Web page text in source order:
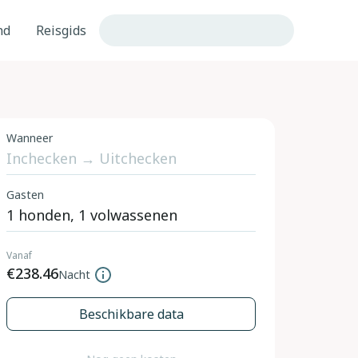
Reisgids
Wanneer
Gasten
Vanaf
€238.46Nacht
Beschikbare data